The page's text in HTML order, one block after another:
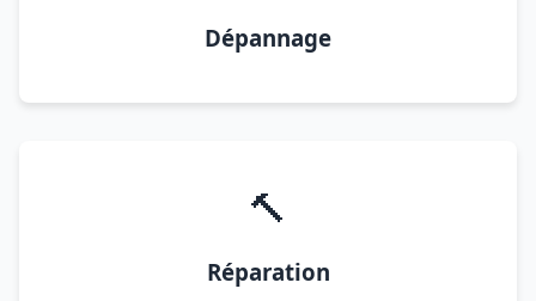
Dépannage
🔨
Réparation